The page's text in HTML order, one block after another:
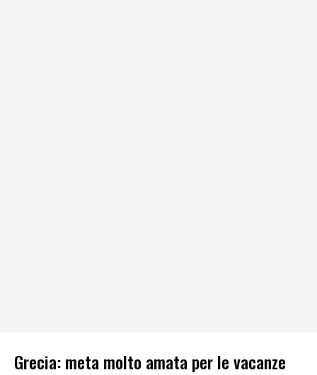
Grecia: meta molto amata per le vacanze